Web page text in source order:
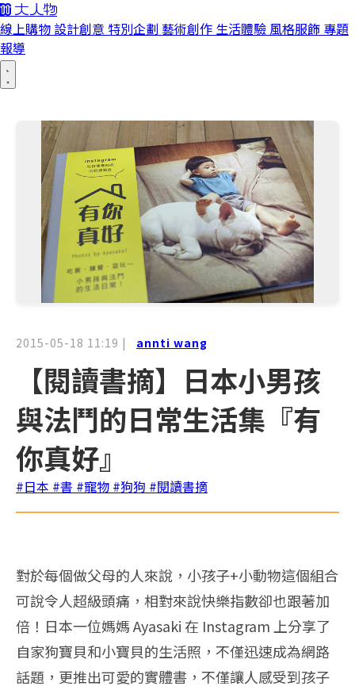
線上購物 設計創意 特別企劃 藝術創作 生活體驗 風格服飾 專題
報導
2015-05-18 11:19 | annti wang
【閱讀書摘】日本小男孩
與法鬥的日常生活集『有
你真好』
#日本 #書 #寵物 #狗狗 #閱讀書摘
對於每個做父母的人來說，小孩子+小動物這個組合
可說令人超級頭痛，相對來說快樂指數卻也跟著加
倍！日本一位媽媽 Ayasaki 在 Instagram 上分享了
自家狗寶貝和小寶貝的生活照，不僅迅速成為網路
話題，更推出可愛的實體書，不僅讓人感受到孩子